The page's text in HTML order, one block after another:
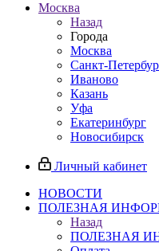
Москва
Назад
Города
Москва
Санкт-
Иваново
Казань
Уфа
Екатеринбург
Новосибирск
Личный кабинет
НОВОСТИ
ПОЛЕЗНАЯ
Назад
ПОЛЕЗНАЯ